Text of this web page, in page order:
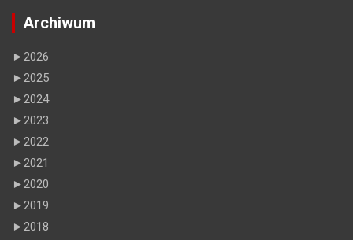
Archiwum
►2026
►2025
►2024
►2023
►2022
►2021
►2020
►2019
►2018